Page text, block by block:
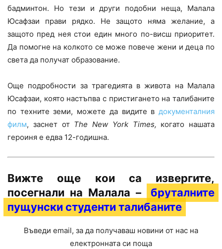
бадминтон. Но тези и други подобни неща, Малала
Юсафзаи прави рядко. Не защото няма желание, а
защото пред нея стои един много по-висш приоритет.
Да помогне на колкото се може повече жени и деца по
света да получат образование.
Още подробности за трагедията в живота на Малала
Юсафзаи, която настъпва с пристигането на талибаните
по техните земи, можете да видите в документалния
филм, заснет от The New York Times, когато нашата
героиня е едва 12-годишна.
Вижте още кои са извергите,
посегнали на Малала –
бруталните
пущунски студенти талибаните
Въведи email, за да получаваш новини от нас на
електронната си поща